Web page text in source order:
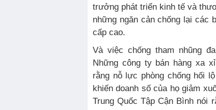
trưởng phát triển kinh tế và
những ngăn cản chống lại các
cấp cao.
Và việc chống tham nhũng
Những công ty bán hàng xa
rằng nỗ lực phòng chống hối
khiến doanh số của họ giảm
Trung Quốc Tập Cận Bình nói